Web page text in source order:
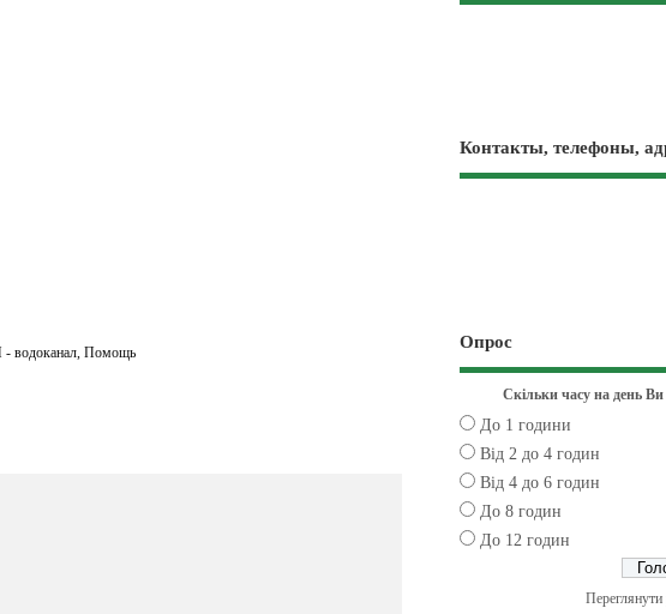
водоканал ,Помощь
Контакты, телефоны,
Опрос
Скільки часу на день Ви
До 1 години
Від 2 до 4 годин
Від 4 до 6 годин
До 8 годин
До 12 годин
Переглянути